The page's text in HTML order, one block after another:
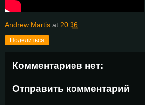
Andrew Martis at 20:36
Поделиться
Комментариев нет:
Отправить комментарий